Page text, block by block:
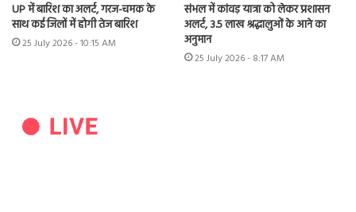
UP में बारिश का अलर्ट, गरज-चमक के
साथ कई जिलों में होगी तेज बारिश
25 July 2026 - 10:15 AM
संभल में कांवड़ यात्रा को लेकर प्रशासन
अलर्ट, 3.5 लाख श्रद्धालुओं के आने का
अनुमान
25 July 2026 - 8:17 AM